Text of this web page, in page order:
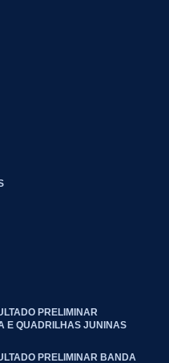
PRELIMINAR
E QUADRILHAS JUNINAS
PRELIMINAR BANDA